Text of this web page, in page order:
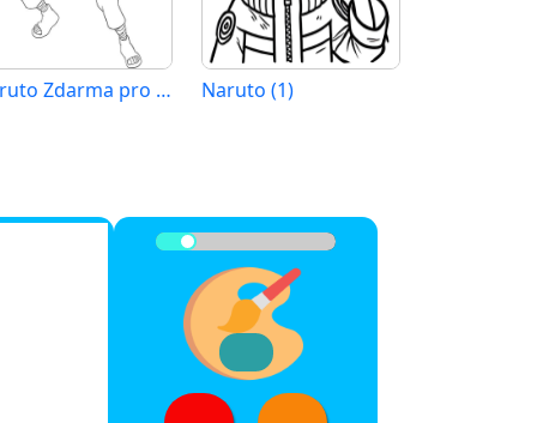
Naruto Zdarma pro Děti Naruto (1)